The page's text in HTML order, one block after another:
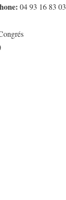
04 93 16 83 03